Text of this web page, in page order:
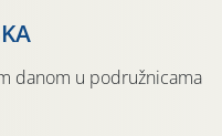
danom u podružnicama